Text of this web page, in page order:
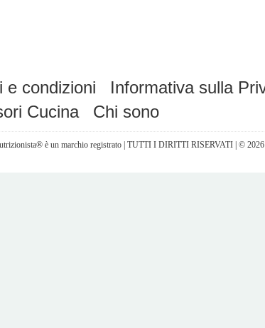
e condizioni Informativa sulla
Cucina
Chi sono
è un marchio registrato | TUTTI I DIRITTI RISERVATI | ©